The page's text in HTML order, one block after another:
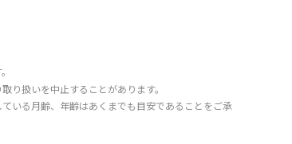
り扱いを中止することがあります。
いる月齢、年齢はあくまでも目安であることをご承